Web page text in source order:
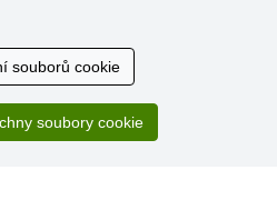
za slušné ceny. Vřele
super rychlé dodání. Moc
souborů cookie
soubory cookie